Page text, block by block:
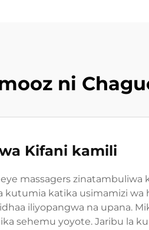
ni
Kifani kamili
massagers zinatambuliwa
kutumia katika usimamizi
iliyopangwa na upana.
sehemu yoyote. Jaribu la